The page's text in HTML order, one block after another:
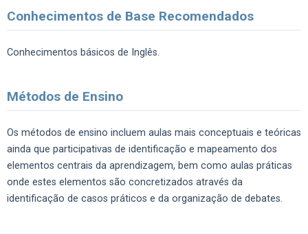
Conhecimentos de Base Recomendados
Conhecimentos básicos de Inglês.
Métodos de Ensino
Os métodos de ensino incluem aulas mais conceptuais e teóricas
ainda que participativas de identificação e mapeamento dos
elementos centrais da aprendizagem, bem como aulas práticas
onde estes elementos são concretizados através da
identificação de casos práticos e da organização de debates.